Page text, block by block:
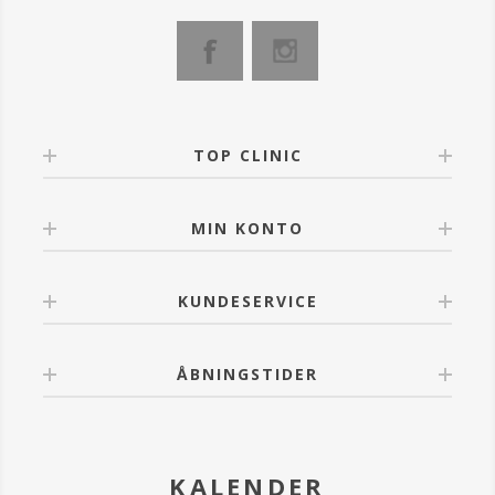
TOP CLINIC
MIN KONTO
KUNDESERVICE
ÅBNINGSTIDER
KALENDER